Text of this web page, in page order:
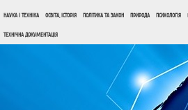
НАУКА І ТЕХНІКА ОСВІТА, ІСТОРІЯ ПОЛІТИКА ТА ЗАКОН ПРИРОДА ПСИХОЛОГІЯ
ТЕХНІЧНА ДОКУМЕНТАЦІЯ